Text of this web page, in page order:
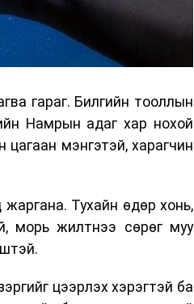
гараг. Билгийн тооллын
Намрын адаг хар нохой
мэнгэтэй, харагчин
Тухайн өдөр хонь,
морь жилтнээ сөрөг муу
цээрлэх хэрэгтэй ба